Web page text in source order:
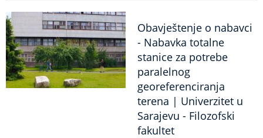
Obavještenje o nabavci
- Nabavka totalne
stanice za potrebe
paralelnog
georeferenciranja
terena | Univerzitet u
Sarajevu - Filozofski
fakultet